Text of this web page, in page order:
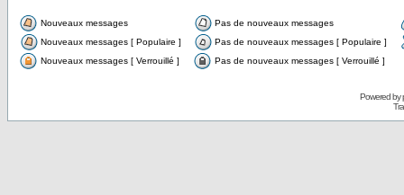
Nouveaux messages
Pas de nouveaux messages
Nouveaux messages [ Populaire ]
Pas de nouveaux messages [ Populaire ]
Nouveaux messages [ Verrouillé ]
Pas de nouveaux messages [ Verrouillé ]
Powered by